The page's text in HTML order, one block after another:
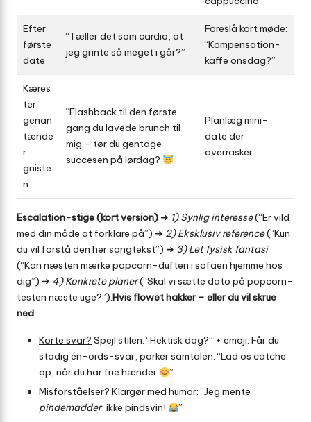
Efter
første
date
“Tæller det som cardio, at
jeg grinte så meget i går?”
Foreslå kort møde:
“Kompen­sation-
kaffe onsdag?”
Kæres
ter
genan
tænde
r
gniste
n
“Flashback til den første
gang du lavede brunch til
mig – tør du gentage
succesen på lørdag?
”
Planlæg mini-
date der
overrasker
Escalation-stige (kort version)➜ 1) Synlig interesse(“Er vild
med din måde at forklare på”) ➜ 2) Eksklusiv reference(“Kun
du vil forstå den her sangtekst”) ➜ 3) Let fysisk fantasi
(“Kan næsten mærke popcorn-duften i sofaen hjemme hos
dig”) ➜ 4) Konkrete planer(“Skal vi sætte dato på popcorn-
testen næste uge?”).Hvis flowet hakker – eller du vil skrue
ned
Korte svar? Spejl stilen: “Hektisk dag?” + emoji. Får du
stadig én-ords-svar, parker samtalen: “Lad os catche
op, når du har frie hænder
”.
Misforståelser? Klargør med humor: “Jeg mente
pindemadder, ikke pindsvin!
”